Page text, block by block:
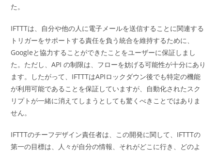
た。
IFTTTは、自分や他の人に電子メールを送信することに関連する
トリガーをサポートする責任を負う統合を維持するために、
Googleと協力することができたことをユーザーに保証しまし
た。ただし、API の制限は、フローを妨げる可能性が十分にあり
ます。したがって、IFTTTはAPIロックダウン後でも特定の機能
が利用可能であることを保証していますが、自動化されたスク
リプトが一緒に消えてしまうとしても驚くべきことではありま
せん。
IFTTTのチーフデザイン責任者は、この開発に関して、IFTTTの
第一の目標は、人々が自分の情報、それがどこに行き、どのよ